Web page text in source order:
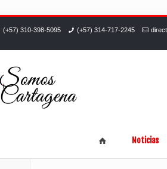
(+57) 310-398-5095 (+57) 314-717-2245
Noticias